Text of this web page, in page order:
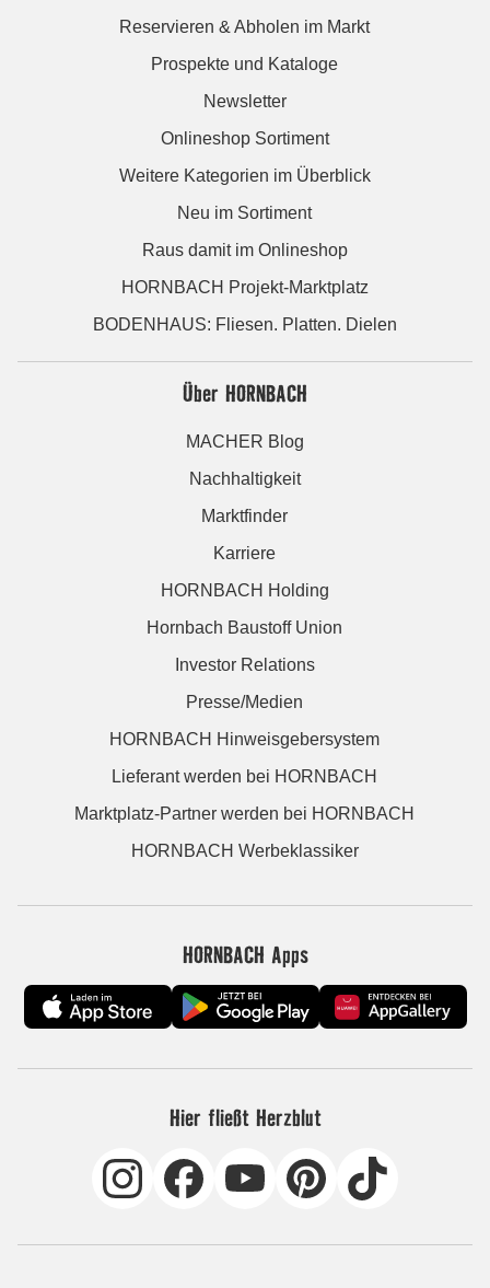
Reservieren & Abholen im Markt
Prospekte und Kataloge
Newsletter
Onlineshop Sortiment
Weitere Kategorien im Überblick
Neu im Sortiment
Raus damit im Onlineshop
HORNBACH Projekt-Marktplatz
BODENHAUS: Fliesen. Platten. Dielen
Über HORNBACH
MACHER Blog
Nachhaltigkeit
Marktfinder
Karriere
HORNBACH Holding
Hornbach Baustoff Union
Investor Relations
Presse/Medien
HORNBACH Hinweisgebersystem
Lieferant werden bei HORNBACH
Marktplatz-Partner werden bei HORNBACH
HORNBACH Werbeklassiker
HORNBACH Apps
Hier fließt Herzblut